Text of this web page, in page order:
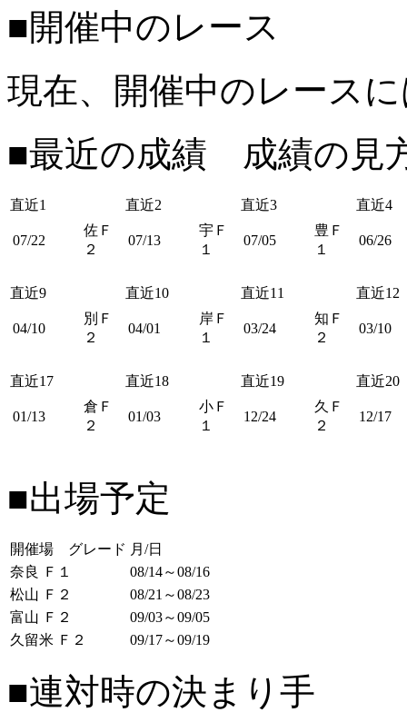
■開催中のレース
現在、開催中のレース
■最近の成績 成績の見
直近1 直近2 直近3 直近4
07/22
佐Ｆ
２
07/13
宇Ｆ
１
07/05
豊Ｆ
１
06/26
直近9 直近10 直近11 直近12
04/10
別Ｆ
２
04/01
岸Ｆ
１
03/24
知Ｆ
２
03/10
直近17 直近18 直近19 直近20
01/13
倉Ｆ
２
01/03
小Ｆ
１
12/24
久Ｆ
２
12/17
■出場予定
開催場 グレード 月/日
奈良 Ｆ１
08/14～08/16
松山 Ｆ２
08/21～08/23
富山 Ｆ２
09/03～09/05
久留米 Ｆ２
09/17～09/19
■連対時の決まり手